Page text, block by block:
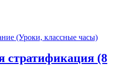
(Уроки, классные часы)
стратификация (8